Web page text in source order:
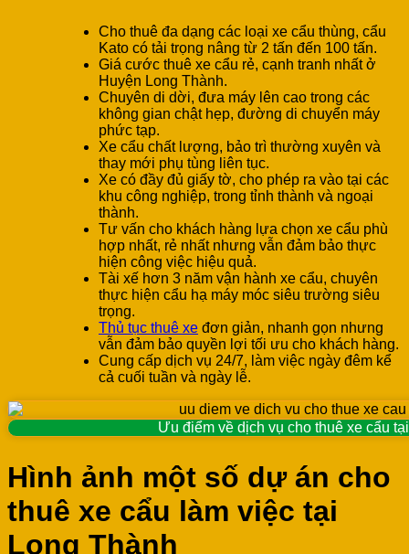
Cho thuê đa dạng các loại xe cẩu thùng, cẩu
Kato có tải trọng nâng từ 2 tấn đến 100 tấn.
Giá cước thuê xe cẩu rẻ, cạnh tranh nhất ở
Huyện Long Thành.
Chuyên di dời, đưa máy lên cao trong các
không gian chật hẹp, đường di chuyển máy
phức tạp.
Xe cẩu chất lượng, bảo trì thường xuyên và
thay mới phụ tùng liên tục.
Xe có đầy đủ giấy tờ, cho phép ra vào tại các
khu công nghiệp, trong tỉnh thành và ngoại
thành.
Tư vấn cho khách hàng lựa chọn xe cẩu phù
hợp nhất, rẻ nhất nhưng vẫn đảm bảo thực
hiện công việc hiệu quả.
Tài xế hơn 3 năm vận hành xe cẩu, chuyên
thực hiện cẩu hạ máy móc siêu trường siêu
trọng.
Thủ tục thuê xe đơn giản, nhanh gọn nhưng
vẫn đảm bảo quyền lợi tối ưu cho khách hàng.
Cung cấp dịch vụ 24/7, làm việc ngày đêm kể
cả cuối tuần và ngày lễ.
Ưu điểm về dịch vụ cho thuê xe cẩu
Hình ảnh một số dự án cho
thuê xe cẩu làm việc tại
Long Thành